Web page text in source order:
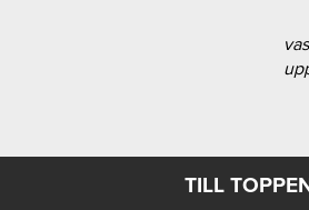
TILL